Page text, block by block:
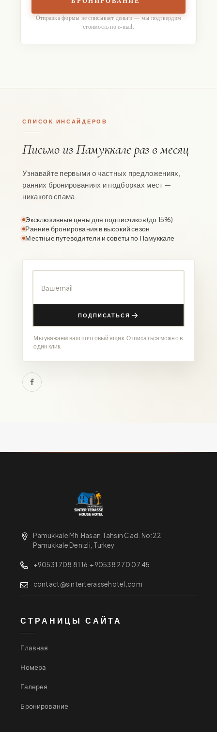
Отправка формы не списывает деньги — мы подтвердим
стоимость по e-mail.
СПИСОК ИНСАЙДЕРОВ
Письмо из Памуккале раз в месяц
Узнавайте первыми о частных предложениях,
ранних бронированиях и подборках мест —
никакого спама.
Эксклюзивные цены для подписчиков (до 15%)
Ранние бронирования в высокий сезон
Местные путеводители и советы по Памуккале
ПОДПИСАТЬСЯ
Мы уважаем ваш почтовый ящик. Отписаться можно в
один клик.
Pamukkale Mh.Hasan Tahsin Cad. No:22
Pamukkale Denizli, Turkey
+90531 708 81 16·+90538 270 07 45
contact@sinterterassehotel.com
СТРАНИЦЫ САЙТА
Главная
Номера
Галерея
Бронирование